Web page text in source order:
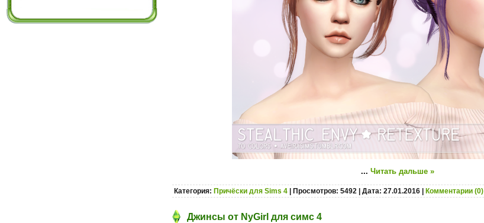
... Читать дальше »
Категория: Причёски для Sims 4 | Просмотров: 5492 | Дата: 27.01.2016 Комментарии (0)
Джинсы от NyGirl для симс 4